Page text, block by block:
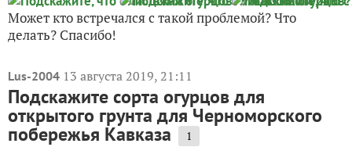
Может кто встречался с такой проблемой? Что
делать? Спасибо!
Lus-2004 13 августа 2019, 21:11
Подскажите сорта огурцов для
открытого грунта для Черноморского
побережья Кавказа 1